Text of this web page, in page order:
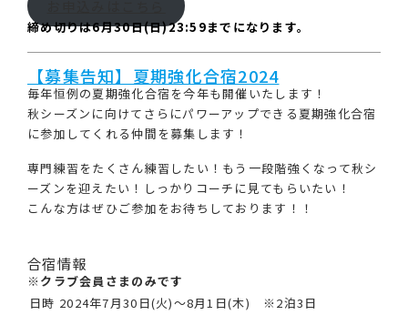
締め切りは6月30日(日)23:59までになります。
【募集告知】夏期強化合宿2024
毎年恒例の夏期強化合宿を今年も開催いたします！
秋シーズンに向けてさらにパワーアップできる夏期強化合宿
に参加してくれる仲間を募集します！
専門練習をたくさん練習したい！もう一段階強くなって秋シ
ーズンを迎えたい！しっかりコーチに見てもらいたい！
こんな方はぜひご参加をお待ちしております！！
合宿情報
※クラブ会員さまのみです
日時 2024年7月30日(火)～8月1日(木) ※2泊3日